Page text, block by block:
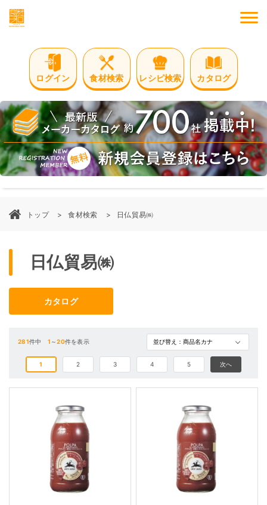
ログイン 食材検索 レシピ検索 カタログ
トップ 食材検索 日仏貿易㈱
日仏貿易㈱
カタログ
281件中 1 ～20件を表示
1 2 3 4 5 次へ